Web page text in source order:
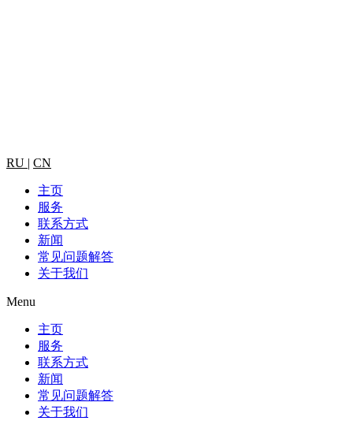
RU | CN
主页
服务
联系方式
新闻
常见问题解答
关于我们
Menu
主页
服务
联系方式
新闻
常见问题解答
关于我们